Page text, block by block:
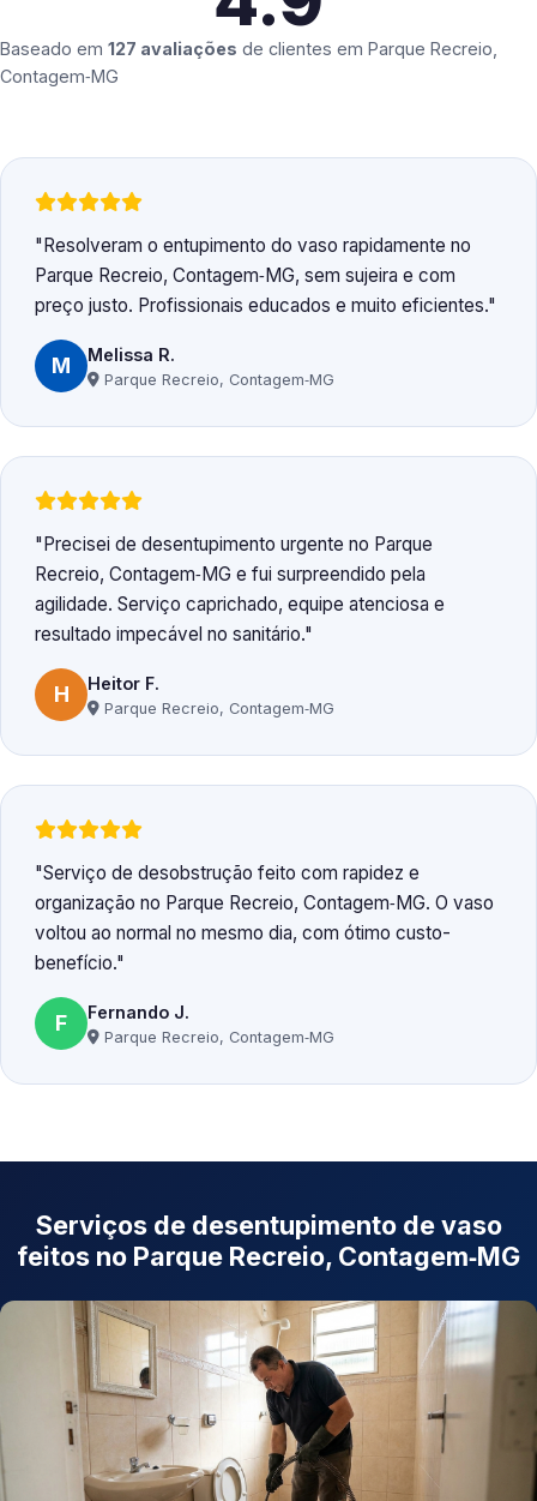
Baseado em 127 avaliações de clientes em Parque Recreio,
Contagem‑MG
Resolveram o entupimento do vaso rapidamente no
Parque Recreio, Contagem‑MG, sem sujeira e com
preço justo. Profissionais educados e muito eficientes.
M Melissa R.
Parque Recreio, Contagem‑MG
Precisei de desentupimento urgente no Parque
Recreio, Contagem‑MG e fui surpreendido pela
agilidade. Serviço caprichado, equipe atenciosa e
resultado impecável no sanitário.
H Heitor F.
Parque Recreio, Contagem‑MG
Serviço de desobstrução feito com rapidez e
organização no Parque Recreio, Contagem‑MG. O vaso
voltou ao normal no mesmo dia, com ótimo custo-
benefício.
F Fernando J.
Parque Recreio, Contagem‑MG
Serviços de desentupimento de vaso
feitos no Parque Recreio, Contagem‑MG